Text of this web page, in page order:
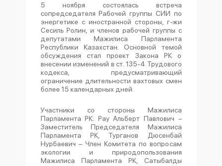
5 ноября состоялась встреча
сопредседателя Рабочей группы СИИ по
энергетике с иностранной стороны, г-жи
Сесиль Ролин, и членов рабочей группы с
депутатами Мажилиса Парламента
Республики Казахстан. Основной темой
обсуждения стал проект Закона РК о
внесении изменений в ст. 135-4 Трудового
кодекса, предусматривающий
ограничение длительности вахтовых смен
более 15 календарных дней.
Участники со стороны Мажилиса
Парламента РК: Рау Альберт Павлович –
Заместитель Председателя Мажилиса
Парламента РК, Турганов Дюсенбай
Нурбаевич – Член Комитета по вопросам
экологии и природопользования
Мажилиса Парламента РК, Сатыбалды